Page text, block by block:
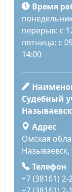
Время
перерыв: с
пятница: с
14:00
Судебный
Называевск
Адрес
Омская
Называевск,
Телефон
+7 (38161) 2-